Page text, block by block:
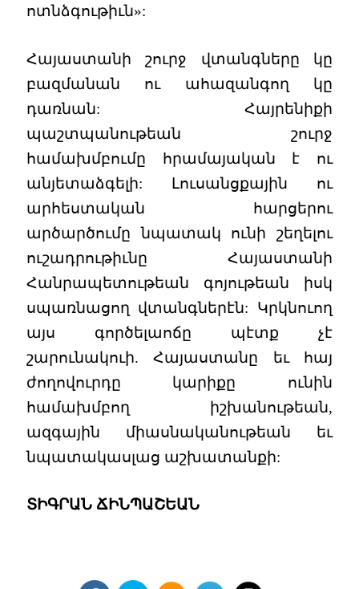
ոտնձգութիւն»:
Հայաստանի շուրջ վտանգները կը
բազմանան ու ահազանգող կը
դառնան: Հայրենիքի
պաշտպանութեան շուրջ
համախմբումը հրամայական է ու
անյետաձգելի: Լուսանցքային ու
արհեստական հարցերու
արծարծումը նպատակ ունի շեղելու
ուշադրութիւնը Հայաստանի
Հանրապետութեան գոյութեան իսկ
սպառնացող վտանգներէն: Կրկնուող
այս գործելաոճը պէտք չէ
շարունակուի. Հայաստանը եւ հայ
ժողովուրդը կարիքը ունին
համախմբող իշխանութեան,
ազգային միասնականութեան եւ
նպատակասլաց աշխատանքի:
ՏԻԳՐԱՆ ՃԻՆՊԱՇԵԱՆ